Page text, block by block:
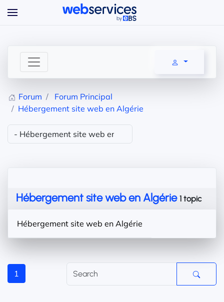
Forum
Forum Principal
Hébergement site web en Algérie
Hébergement site web en Algérie 1 topic
Hébergement site web en Algérie
1